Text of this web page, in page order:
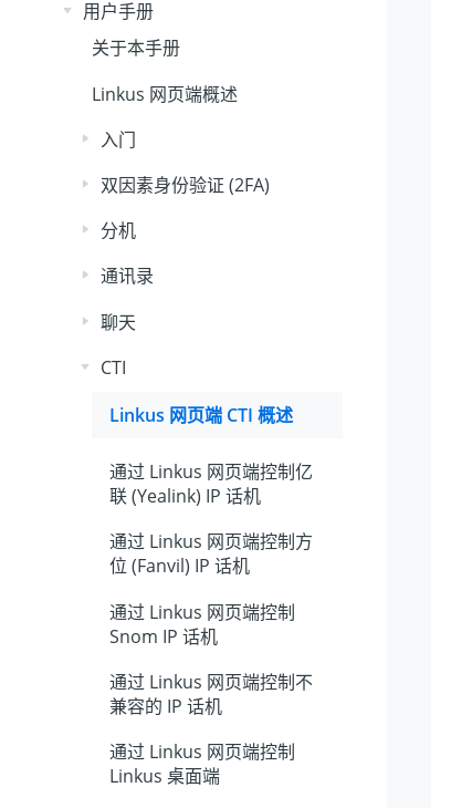
用户手册
关于本手册
Linkus 网页端概述
入门
双因素身份验证 (2FA)
分机
通讯录
聊天
CTI
Linkus 网页端 CTI 概述
通过 Linkus 网页端控制亿
联 (Yealink) IP 话机
通过 Linkus 网页端控制方
位 (Fanvil) IP 话机
通过 Linkus 网页端控制
Snom IP 话机
通过 Linkus 网页端控制不
兼容的 IP 话机
通过 Linkus 网页端控制
Linkus 桌面端